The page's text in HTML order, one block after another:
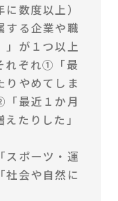
数度以上）
する企業や職
」が１つ以上
れぞれ①「最
りやめてしま
最近１か月
たりした」
スポーツ・運
社会や自然に